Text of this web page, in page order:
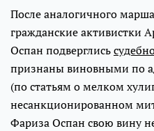
После аналогичного
гражданские активистки
Оспан подверглись
признаны виновными по
(по статьям о мелком
несанкционированном
Фариза Оспан свою вину